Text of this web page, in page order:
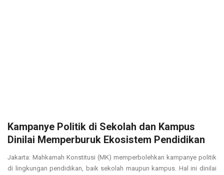
Kampanye Politik di Sekolah dan Kampus
Dinilai Memperburuk Ekosistem Pendidikan
Jakarta: Mahkamah Konstitusi (MK) memperbolehkan kampanye politik
di lingkungan pendidikan, baik sekolah maupun kampus. Hal ini dinilai